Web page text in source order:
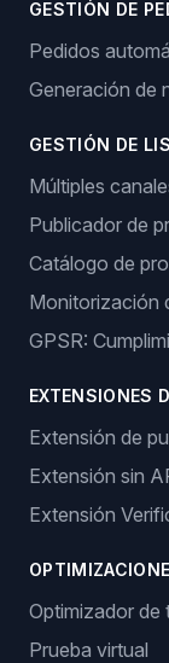
GESTIÓN DE
Pedidos
Generación de
GESTIÓN DE
Múltiples
Publicador de
Catálogo de
Monitorización
GPSR:
EXTENSIONES
Extensión de
Extensión sin
Extensión
Optimizador de
Prueba virtual